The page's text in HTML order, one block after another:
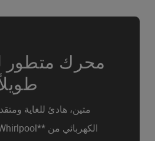
محرك متطور
متين، هادئ للغاية